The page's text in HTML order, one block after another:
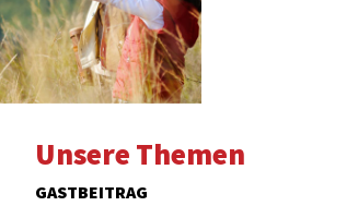
Unsere Themen
GASTBEITRAG